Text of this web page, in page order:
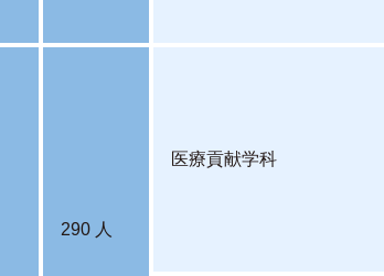
290 人
医療貢献学科